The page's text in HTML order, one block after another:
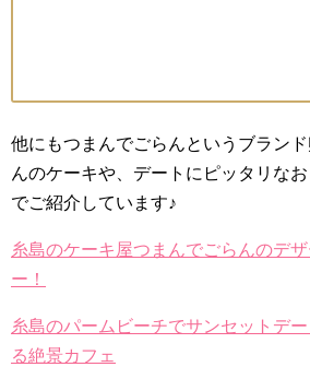
他にもつまんでごらんというブラン
んのケーキや、デートにピッタリな
でご紹介しています♪
糸島のケーキ屋つまんでごらんのデ
ー！
糸島のパームビーチでサンセットデ
る絶景カフェ